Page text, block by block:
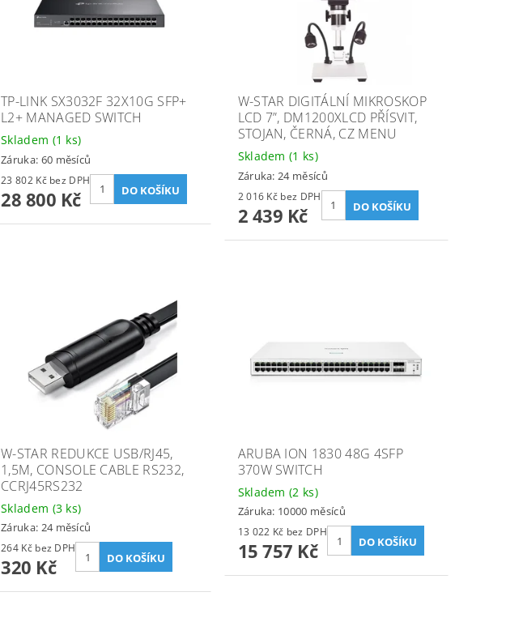
TP-LINK SX3032F 32X10G SFP+
L2+ MANAGED SWITCH
Skladem (1 ks)
Záruka: 60 měsíců
23 802 Kč bez DPH
28 800 Kč
W-STAR DIGITÁLNÍ MIKROSKOP
LCD 7”, DM1200XLCD PŘÍSVIT,
STOJAN, ČERNÁ, CZ MENU
Skladem(1 ks)
Záruka: 24 měsíců
2 016 Kč bez DPH
2 439 Kč
W-STAR REDUKCE USB/RJ45,
1,5M, CONSOLE CABLE RS232,
CCRJ45RS232
Skladem (3 ks)
Záruka: 24 měsíců
264 Kč bez DPH
320 Kč
ARUBA ION 1830 48G 4SFP
370W SWITCH
Skladem(2 ks)
Záruka: 10000 měsíců
13 022 Kč bez DPH
15 757 Kč